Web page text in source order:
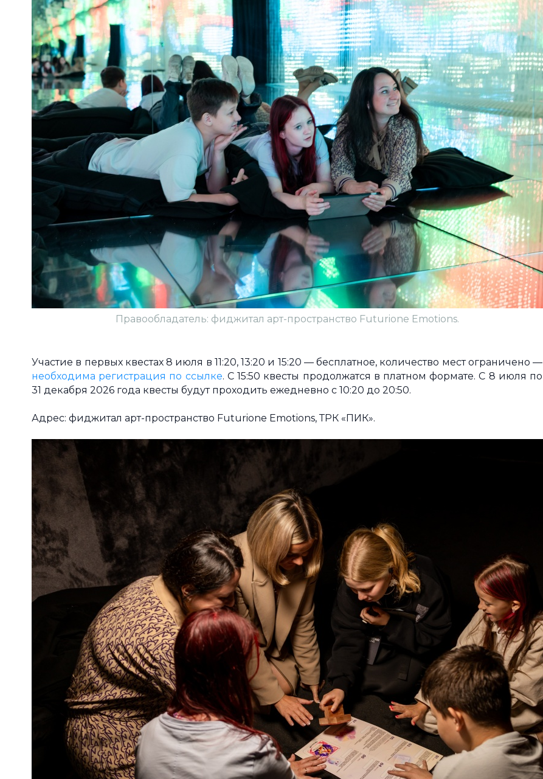
Правообладатель: фиджитал арт-пространство Futurione Emotions.
Участие в первых квестах 8 июля в 11:20, 13:20 и 15:20 — бесплатное, количество мест ограничено —
необходима регистрация по ссылке. С 15:50 квесты продолжатся в платном формате. С 8 июля по
31 декабря 2026 года квесты будут проходить ежедневно с 10:20 до 20:50.
Адрес: фиджитал арт-пространство Futurione Emotions, ТРК «ПИК».